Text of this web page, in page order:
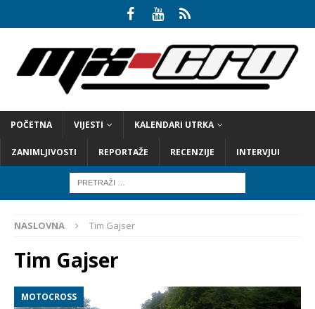
POČETNA VIJESTI KALENDARI UTRKA
ZANIMLJIVOSTI REPORTAŽE RECENZIJE INTERVJUI
NASLOVNA Tim Gajser
Tim Gajser
MOTOCROSS